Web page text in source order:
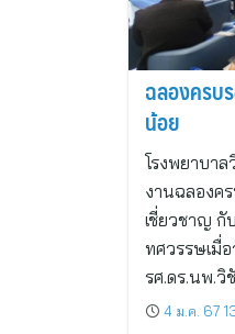
ฉลองครบ
น้อย
โรงพยาบา
งานฉลองค
เชี่ยวชาญ กั
ทศวรรษเมื่
รศ.ดร.นพ.วิ
4 ม.ค. 67